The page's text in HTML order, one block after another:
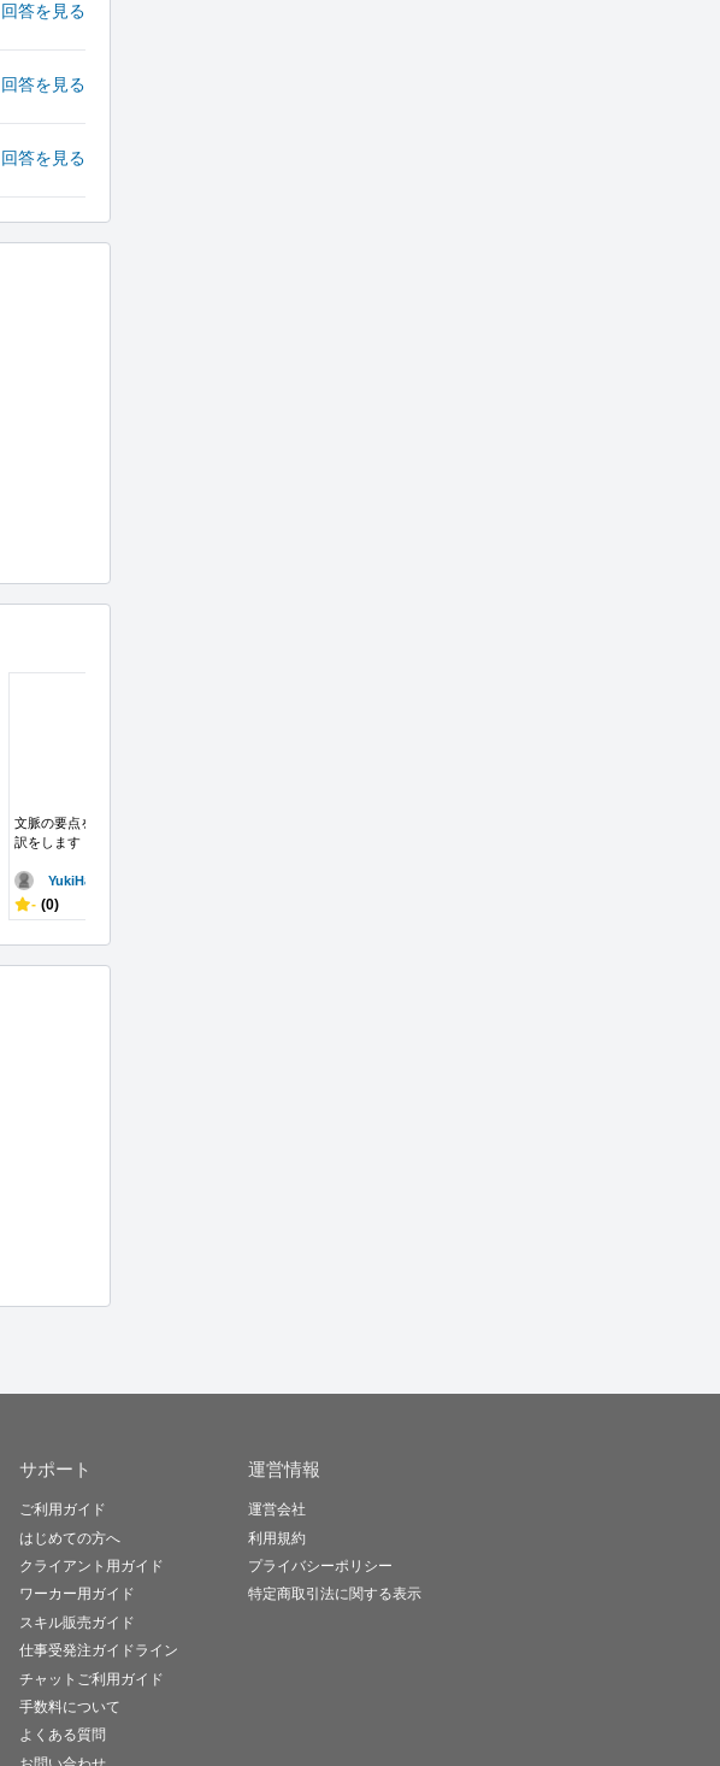
回答を見る
回答を見る
回答を見る
文脈の要点を掴んだ翻
訳をします
YukiHa..
- (0)
サポート
ご利用ガイド
はじめての方へ
クライアント用ガイド
ワーカー用ガイド
スキル販売ガイド
仕事受発注ガイドライン
チャットご利用ガイド
手数料について
よくある質問
運営情報
運営会社
利用規約
プライバシーポリシー
特定商取引法に関する表示